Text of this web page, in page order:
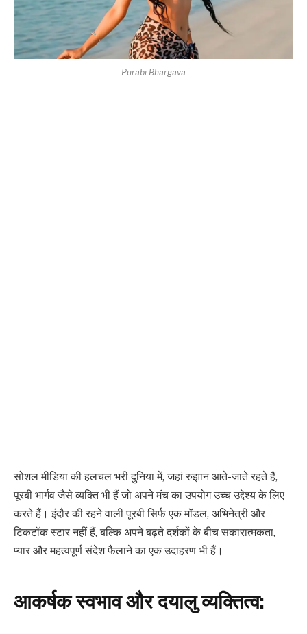
Purabi Bhargava
सोशल मीडिया की हलचल भरी दुनिया में, जहां रुझान आते-जाते रहते हैं,
पूरबी भार्गव जैसे व्यक्ति भी हैं जो अपने मंच का उपयोग उच्च उद्देश्य के लिए
करते हैं। इंदौर की रहने वाली पूरबी सिर्फ एक मॉडल, अभिनेत्री और
टिकटॉक स्टार नहीं हैं, बल्कि अपने बढ़ते दर्शकों के बीच सकारात्मकता,
प्यार और महत्वपूर्ण संदेश फैलाने का एक उदाहरण भी हैं।
आकर्षक स्वभाव और दयालु व्यक्तित्व: